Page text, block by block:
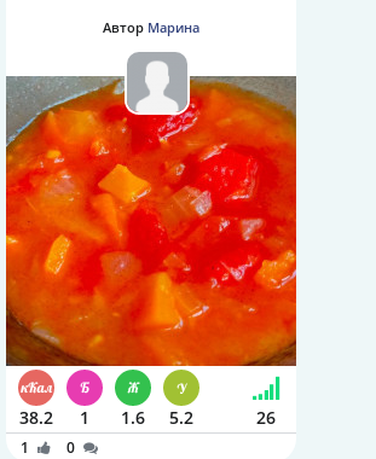
Автор Марина
38.2 1 1.6 5.2 26
1
0